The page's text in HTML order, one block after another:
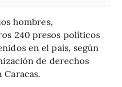
hombres,
240 presos políticos
en el país, según
de derechos
Caracas.